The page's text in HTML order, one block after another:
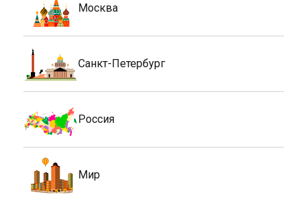
Москва
Санкт-Петербург
Россия
Мир